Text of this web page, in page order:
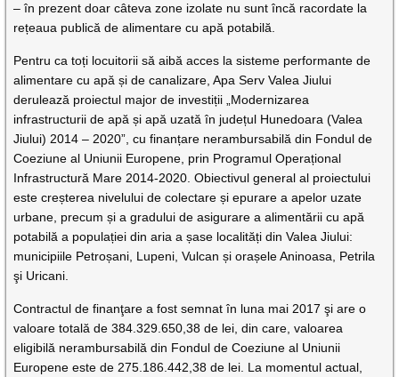
– în prezent doar câteva zone izolate nu sunt încă racordate la
rețeaua publică de alimentare cu apă potabilă.
Pentru ca toți locuitorii să aibă acces la sisteme performante de
alimentare cu apă și de canalizare, Apa Serv Valea Jiului
derulează proiectul major de investiții „Modernizarea
infrastructurii de apă și apă uzată în județul Hunedoara (Valea
Jiului) 2014 – 2020”, cu finanțare nerambursabilă din Fondul de
Coeziune al Uniunii Europene, prin Programul Operațional
Infrastructură Mare 2014-2020. Obiectivul general al proiectului
este creșterea nivelului de colectare și epurare a apelor uzate
urbane, precum și a gradului de asigurare a alimentării cu apă
potabilă a populației din aria a șase localități din Valea Jiului:
municipiile Petroșani, Lupeni, Vulcan și orașele Aninoasa, Petrila
şi Uricani.
Contractul de finanţare a fost semnat în luna mai 2017 şi are o
valoare totală de 384.329.650,38 de lei, din care, valoarea
eligibilă nerambursabilă din Fondul de Coeziune al Uniunii
Europene este de 275.186.442,38 de lei. La momentul actual,